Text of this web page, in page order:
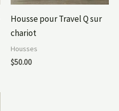
Housse pour Travel Q sur
chariot
Housses
$50.00